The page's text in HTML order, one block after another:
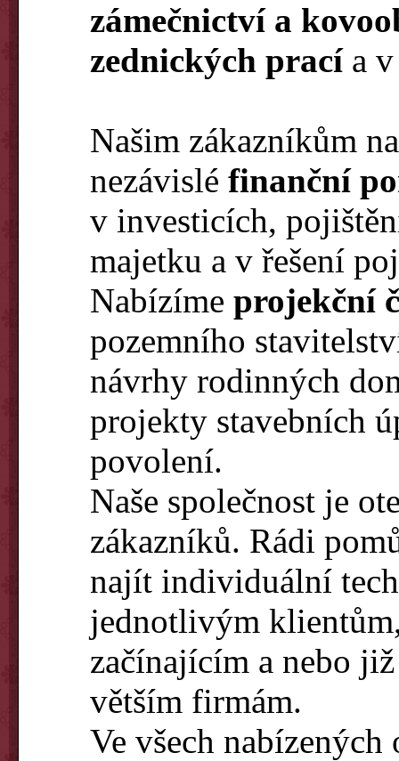
zámečnictví a
zednických pracía
Našim zákazníkům
nezávislé finanční
v investicích,
majetku a v řešení
Nabízíme projekční
pozemního
návrhy rodinných
projekty stavebních
povolení.
Naše společnost je
zákazníků. Rádi
najít individuální
jednotlivým
začínajícím a nebo
větším firmám.
Ve všech nabízených